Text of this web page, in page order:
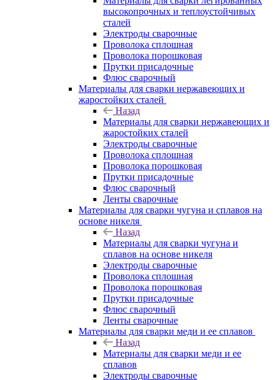
высокопрочных и теплоустойчивых
сталей
Электроды сварочные
Проволока сплошная
Проволока порошковая
Прутки присадочные
Флюс сварочный
Материалы для сварки нержавеющих и
жаростойких сталей
Назад
Материалы для сварки нержавеющих и
жаростойких сталей
Электроды сварочные
Проволока сплошная
Проволока порошковая
Прутки присадочные
Флюс сварочный
Ленты сварочные
Материалы для сварки чугуна и сплавов на
основе никеля
Назад
Материалы для сварки чугуна и
сплавов на основе никеля
Электроды сварочные
Проволока сплошная
Проволока порошковая
Прутки присадочные
Флюс сварочный
Ленты сварочные
Материалы для сварки меди и ее сплавов
Назад
Материалы для сварки меди и ее
сплавов
Электроды сварочные